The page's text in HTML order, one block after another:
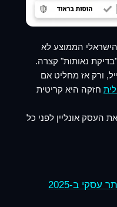
הממוצע לא
נאותות" קצרה.
ורק אז מחליט אם
חזקה היא קריטית
העסק אונליין לפני כל
ב-2025